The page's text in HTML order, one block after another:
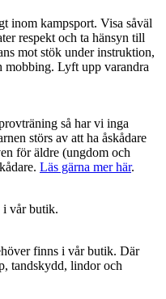
inom kampsport. Visa såväl
respekt och ta hänsyn till
mot stök under instruktion,
mobbing. Lyft upp varandra
så har vi inga
störs av att ha åskådare
för äldre (ungdom och
Läs gärna mer här.
vår butik.
finns i vår butik. Där
tandskydd, lindor och